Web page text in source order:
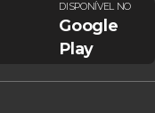
DISPONÍVEL NO
Google
Play